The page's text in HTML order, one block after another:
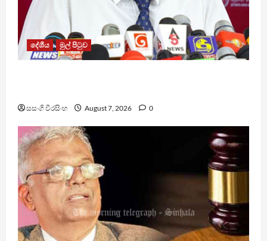
දේශීය මුල් පිටුව
සසංගි වීරසිංහ August 7, 2026 0